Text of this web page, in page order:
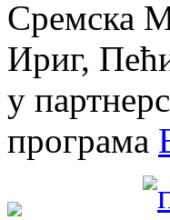
Сремска
Ириг,
у
програма